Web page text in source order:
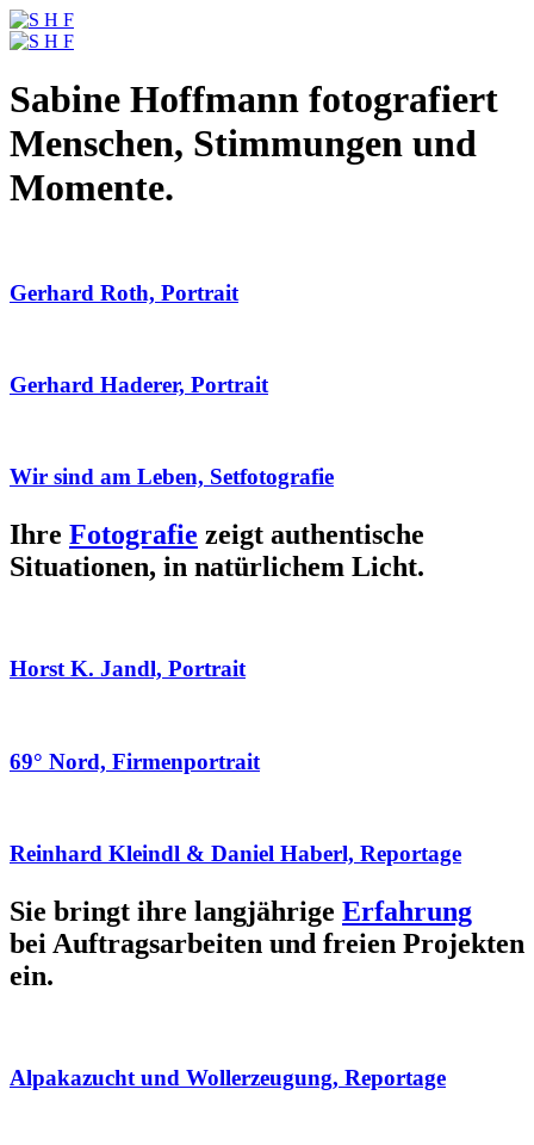
Sabine Hoffmann fotografiert
Menschen, Stimmungen und
Momente.
Gerhard Roth, Portrait
Gerhard Haderer, Portrait
Wir sind am Leben, Setfotografie
Ihre Fotografie zeigt authentische
Situationen, in natürlichem Licht.
Horst K. Jandl, Portrait
69° Nord, Firmenportrait
Reinhard Kleindl & Daniel Haberl, Reportage
Sie bringt ihre langjährige Erfahrung
bei Auftragsarbeiten und freien Projekten
ein.
Alpakazucht und Wollerzeugung, Reportage